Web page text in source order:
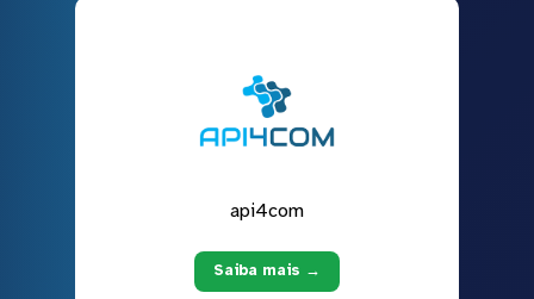
api4com
Saiba mais →